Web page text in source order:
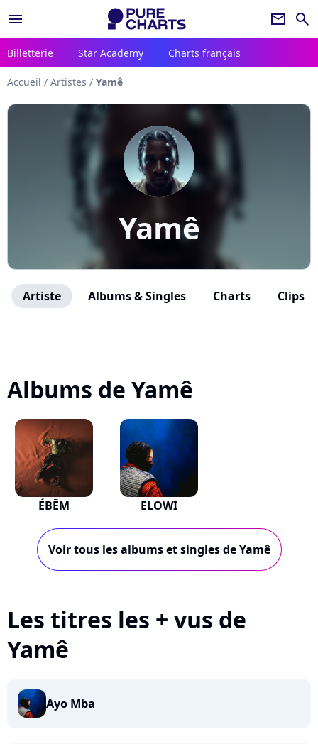
menu newsletter search
Billetterie Star Academy Charts français
Accueil / Artistes / Yamê
Yamê
Artiste Albums & Singles Charts Clips
Albums de Yamê
ÉBĒM ELOWI
Voir tous les albums et singles de Yamê
Les titres les + vus de
Yamê
Ayo Mba